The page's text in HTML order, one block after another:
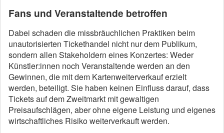
Fans und Veranstaltende betroffen
Dabei schaden die missbräuchlichen Praktiken beim
unautorisierten Tickethandel nicht nur dem Publikum,
sondern allen Stakeholdern eines Konzertes: Weder
Künstler:innen noch Veranstaltende werden an den
Gewinnen, die mit dem Kartenweiterverkauf erzielt
werden, beteiligt. Sie haben keinen Einfluss darauf, dass
Tickets auf dem Zweitmarkt mit gewaltigen
Preisaufschlägen, aber ohne eigene Leistung und eigenes
wirtschaftliches Risiko weiterverkauft werden.